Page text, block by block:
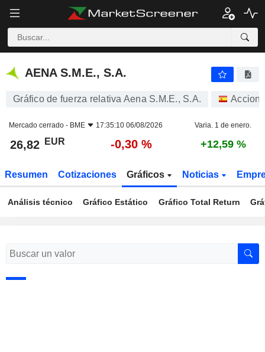
AENA S.M.E., S.A.
AENA S.M.E., S.A.
Gráfico de fuerza relativa Aena S.M.E., S.A.
Mercado cerrado - BME 17:35:10 06/08/2026 Varia. 1 de enero.
26,82 EUR -0,30 % +12,59 %
Resumen Cotizaciones Gráficos Noticias
Análisis técnico Gráfico Estático Gráfico Total Return